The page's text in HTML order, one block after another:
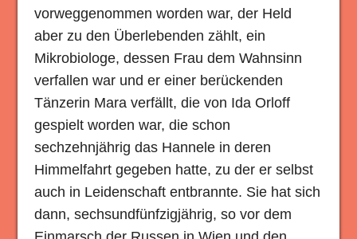
vorweggenommen worden war, der Held
aber zu den Überlebenden zählt, ein
Mikrobiologe, dessen Frau dem Wahnsinn
verfallen war und er einer berückenden
Tänzerin Mara verfällt, die von Ida Orloff
gespielt worden war, die schon
sechzehnjährig das Hannele in deren
Himmelfahrt gegeben hatte, zu der er selbst
auch in Leidenschaft entbrannte. Sie hat sich
dann, sechsundfünfzigjährig, so vor dem